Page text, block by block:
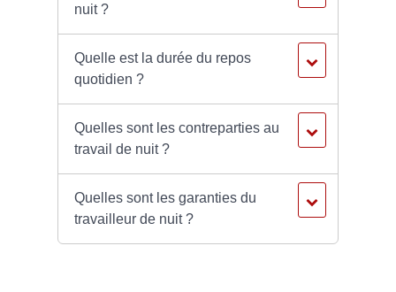
nuit ?
Quelle est la durée du repos
quotidien ?
Quelles sont les contreparties au
travail de nuit ?
Quelles sont les garanties du
travailleur de nuit ?